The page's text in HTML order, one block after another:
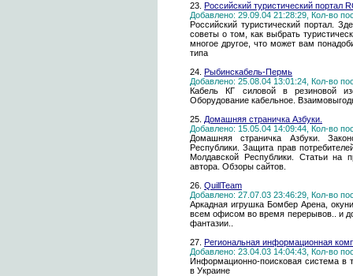
23. Российский туристический портал
Добавлено: 29.09.04 21:28:29, Кол-во
Российский туристический портал.
советы о том, как выбрать
многое другое, что может вам
типа
24. Рыбинскабель-Пермь
Добавлено: 25.08.04 13:01:24, Кол-во
Кабель КГ силовой в резиновой
Оборудование кабельное.
25. Домашняя страничка Азбуки.
Добавлено: 15.05.04 14:09:44, Кол-во
Домашняя страничка Азбуки.
Республики. Защита прав
Молдавской Республики. Статьи на
автора. Обзоры сайтов.
26. QuillTeam
Добавлено: 27.07.03 23:46:29, Кол-во
Аркадная игрушка Бомбер Арена,
всем офисом во время перерывов.. и
фантазии..
27. Региональная информационная
Добавлено: 23.04.03 14:04:43, Кол-во
Информационно-поисковая система в
в Украине